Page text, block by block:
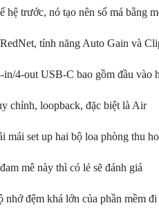
hệ trước, nó tạo nên số má bằng
tính năng Auto Gain và
in/4-out USB-C bao gồm đầu vào
chỉnh, loopback, đặc biệt là Air
mái set up hai bộ loa phòng thu
mê này thì có lẻ sẽ đánh giá
nhớ đệm khá lớn của phần mềm đi